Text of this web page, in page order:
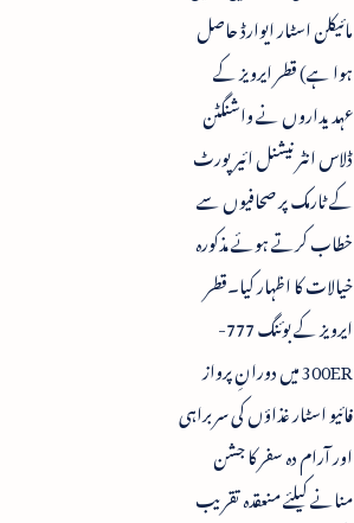
مائیکلن اسٹار ایوارڈ حاصل
ہوا ہے) قطر ایرویز کے
عہدیداروں نے واشنگٹن
ڈلاس انٹرنیشنل ائیر پورٹ
کے ٹارمک پر صحافیوں سے
خطاب کرتے ہوئے مذکورہ
خیالات کا اظہار کیا۔قطر
ایرویز کے بوئنگ 777-
300ER میں دورانِ پرواز
فائیو اسٹار غذاؤں کی سربراہی
اور آرام دہ سفر کا جشن
منانے کیلئے منعقدہ تقریب